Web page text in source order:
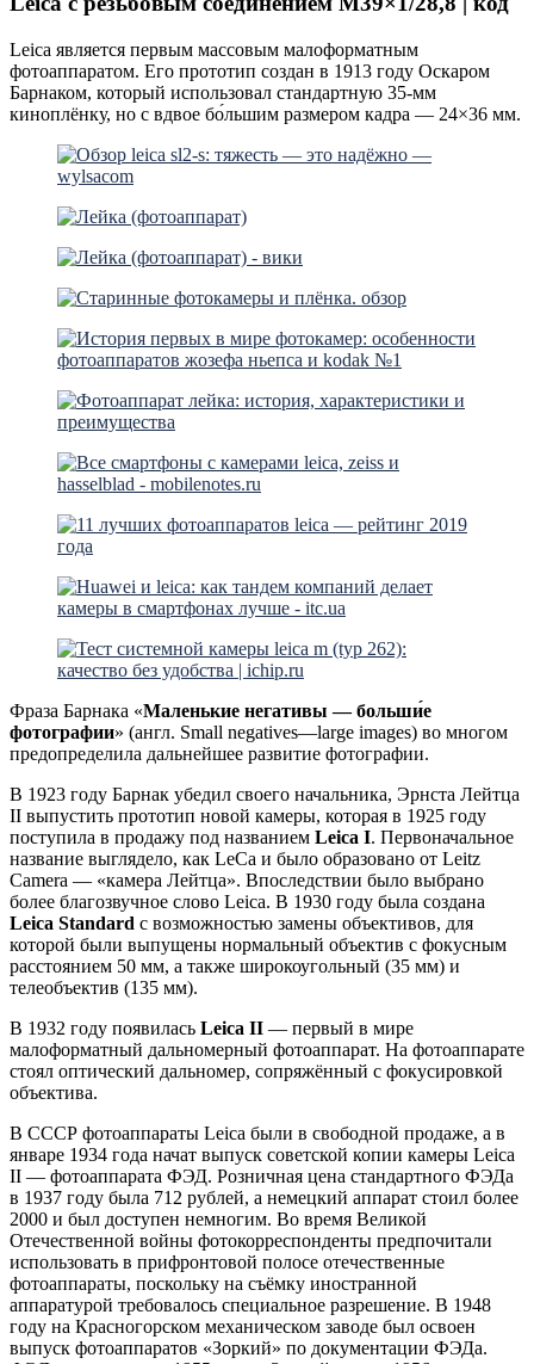
Leica является первым массовым малоформатным
фотоаппаратом. Его прототип создан в 1913 году Оскаром
Барнаком, который использовал стандартную 35-мм
киноплёнку, но с вдвое бо́льшим размером кадра — 24×36 мм.
Фраза Барнака «Маленькие негативы — больши́е
фотографии» (англ. Small negatives—large images) во многом
предопределила дальнейшее развитие фотографии.
В 1923 году Барнак убедил своего начальника, Эрнста Лейтца
II выпустить прототип новой камеры, которая в 1925 году
поступила в продажу под названием Leica I. Первоначальное
название выглядело, как LeCa и было образовано от Leitz
Camera — «камера Лейтца». Впоследствии было выбрано
более благозвучное слово Leica. В 1930 году была создана
Leica Standard с возможностью замены объективов, для
которой были выпущены нормальный объектив с фокусным
расстоянием 50 мм, а также широкоугольный (35 мм) и
телеобъектив (135 мм).
В 1932 году появилась Leica II — первый в мире
малоформатный дальномерный фотоаппарат. На фотоаппарате
стоял оптический дальномер, сопряжённый с фокусировкой
объектива.
В СССР фотоаппараты Leica были в свободной продаже, а в
январе 1934 года начат выпуск советской копии камеры Leica
II — фотоаппарата ФЭД. Розничная цена стандартного ФЭДа
в 1937 году была 712 рублей, а немецкий аппарат стоил более
2000 и был доступен немногим. Во время Великой
Отечественной войны фотокорреспонденты предпочитали
использовать в прифронтовой полосе отечественные
фотоаппараты, поскольку на съёмку иностранной
аппаратурой требовалось специальное разрешение. В 1948
году на Красногорском механическом заводе был освоен
выпуск фотоаппаратов «Зоркий» по документации ФЭДа.